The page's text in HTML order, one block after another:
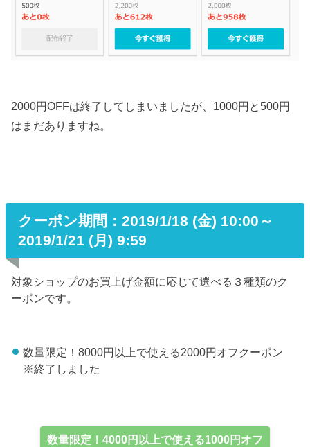
2000円OFFは終了してしまいましたが、1000円と500円
はまだありますね。
クーポン期間：2019/1/18 (金) 10:00～
2019/1/21 (月) 9:59
対象ショップのお買上げ金額に応じて選べる３種類のク
ーポンです。
数量限定！8000円以上で使える2000円オフクーポン
※終了しました
数量限定！4000円以上で使える1000円オフ